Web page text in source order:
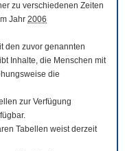
zu verschiedenen Zeiten
Jahr 2006
den zuvor genannten
Inhalte, die Menschen mit
die
zur Verfügung
Tabellen weist derzeit